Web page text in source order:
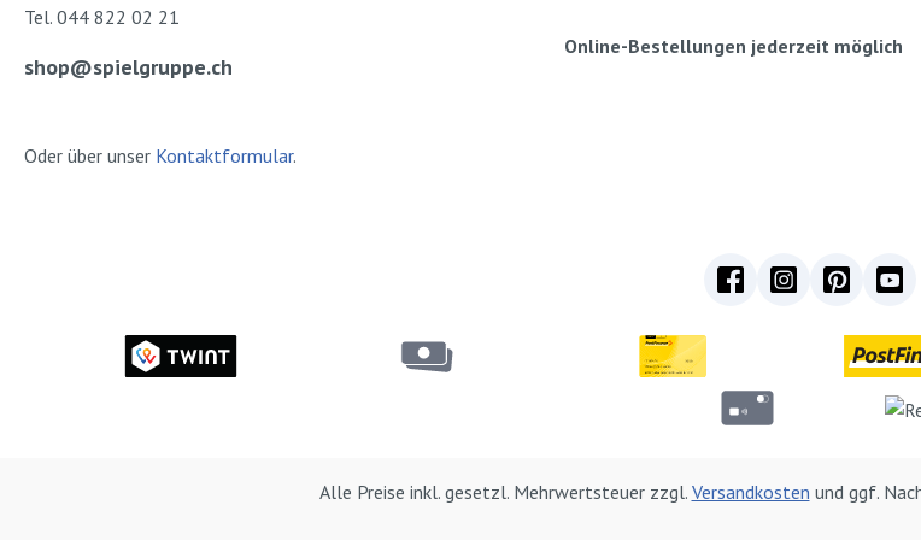
Tel. 044 822 02 21
shop@spielgruppe.ch
Oder über unser Kontaktformular.
Online-Bestellungen jederzeit möglich
Alle Preise inkl. gesetzl. Mehrwertsteuer zzgl. Versandkosten und ggf.